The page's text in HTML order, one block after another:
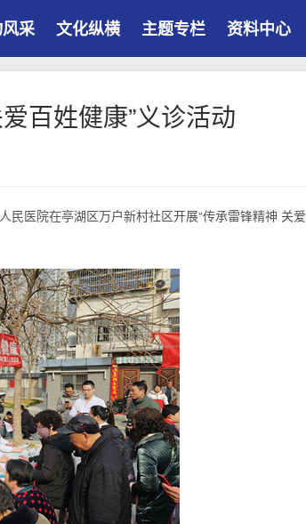
采 文化纵横 主题专栏 资料中心
百姓健康”义诊活动
民医院在亭湖区万户新村社区开展“传承雷锋精神 关爱